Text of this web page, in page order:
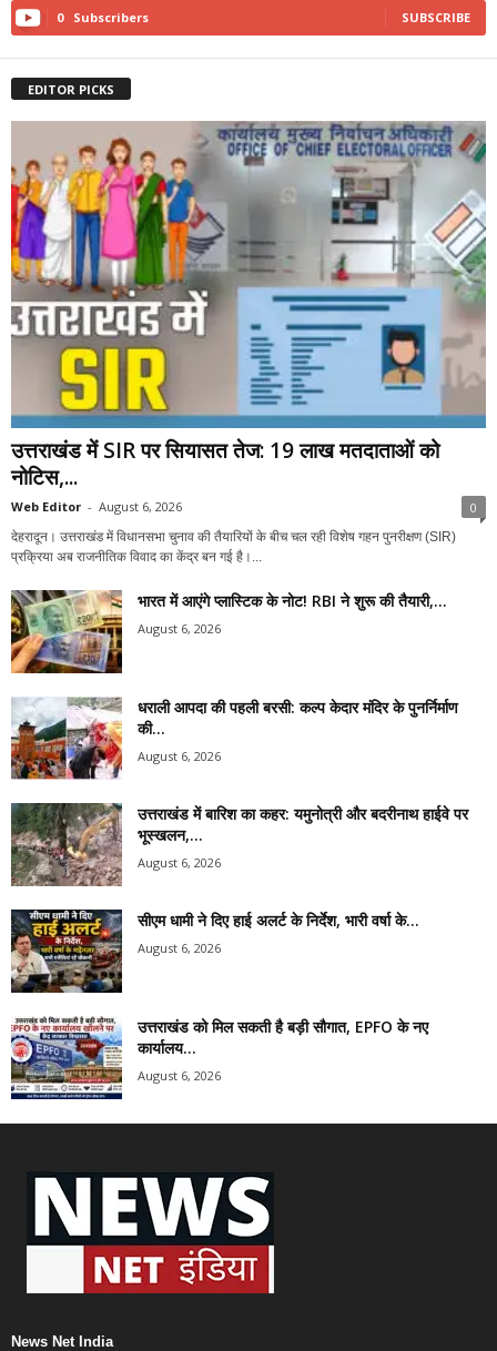
0 Subscribers SUBSCRIBE
EDITOR PICKS
उत्तराखंड में SIR पर सियासत तेज: 19 लाख मतदाताओं को
नोटिस,...
Web Editor - August 6, 2026 0
देहरादून। उत्तराखंड में विधानसभा चुनाव की तैयारियों के बीच चल रही विशेष गहन पुनरीक्षण (SIR)
प्रक्रिया अब राजनीतिक विवाद का केंद्र बन गई है।...
भारत में आएंगे प्लास्टिक के नोट! RBI ने शुरू की तैयारी,...
August 6, 2026
धराली आपदा की पहली बरसी: कल्प केदार मंदिर के पुनर्निर्माण
की...
August 6, 2026
उत्तराखंड में बारिश का कहर: यमुनोत्री और बदरीनाथ हाईवे पर
भूस्खलन,...
August 6, 2026
सीएम धामी ने दिए हाई अलर्ट के निर्देश, भारी वर्षा के...
August 6, 2026
उत्तराखंड को मिल सकती है बड़ी सौगात, EPFO के नए
कार्यालय...
August 6, 2026
News Net India